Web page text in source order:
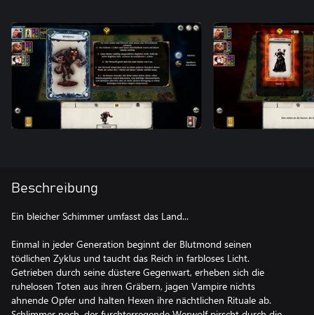
Beschreibung
Ein bleicher Schimmer umfasst das Land...
Einmal in jeder Generation beginnt der Blutmond seinen
tödlichen Zyklus und taucht das Reich in farbloses Licht.
Getrieben durch seine düstere Gegenwart, erheben sich die
ruhelosen Toten aus ihren Gräbern, jagen Vampire nichts
ahnende Opfer und halten Hexen ihre nächtlichen Rituale ab.